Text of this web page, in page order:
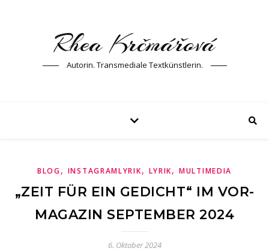
Rhea Krčmářová
Autorin. Transmediale Textkünstlerin.
BLOG, INSTAGRAMLYRIK, LYRIK,MULTIMEDIA
„ZEIT FÜR EIN GEDICHT“ IM VOR-
MAGAZIN SEPTEMBER 2024
6. Oktober 2024